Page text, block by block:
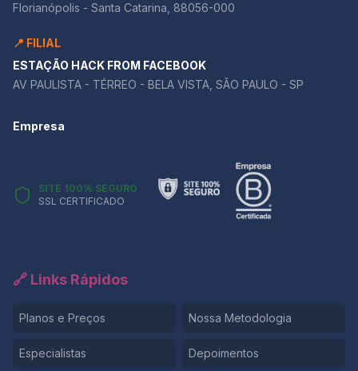
Florianópolis - Santa Catarina, 88056-000
📍 FILIAL
ESTAÇÃO HACK FROM FACEBOOK
AV PAULISTA - TÉRREO - BELA VISTA, SÃO PAULO - SP
Empresa
SITE 100% SEGURO
SSL CERTIFICADO
🔗 Links Rápidos
Planos e Preços Nossa Metodologia
Especialistas Depoimentos